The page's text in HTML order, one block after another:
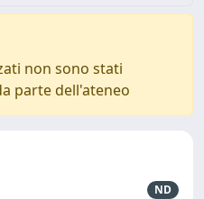
non sono stati
parte dell'ateneo
ND